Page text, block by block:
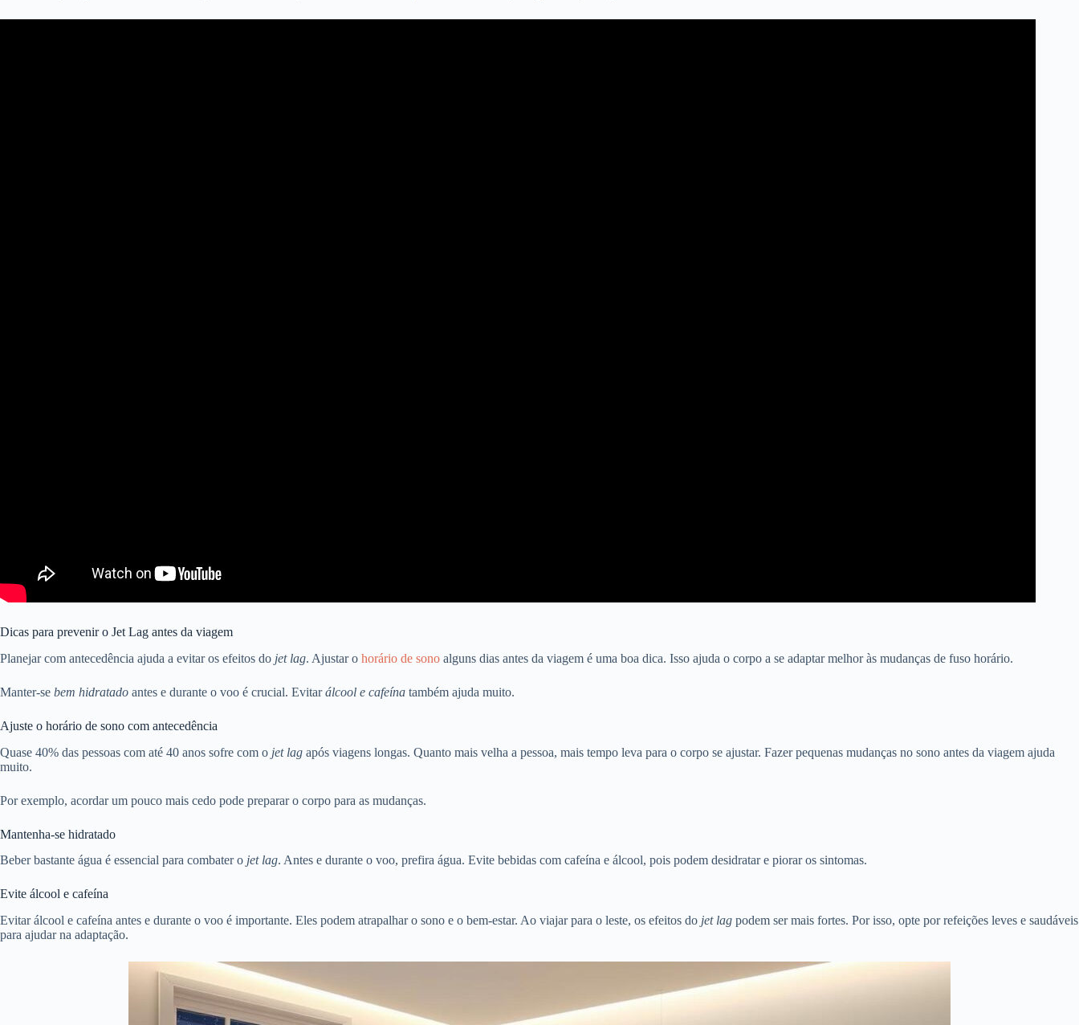
Dicas para prevenir o Jet Lag antes da viagem
Planejar com antecedência ajuda a evitar os efeitos do jet lag. Ajustar o horário de sono alguns dias antes da viagem é uma boa dica. Isso ajuda o corpo a se adaptar melhor às mudanças de fuso horário.
Manter-se bem hidratado antes e durante o voo é crucial. Evitarálcool e cafeína também ajuda muito.
Ajuste o horário de sono com antecedência
Quase 40% das pessoas com até 40 anos sofre com o jet lag após viagens longas. Quanto mais velha a pessoa, mais tempo leva para o corpo se ajustar. Fazer pequenas mudanças no sono antes da viagem ajuda
muito.
Por exemplo, acordar um pouco mais cedo pode preparar o corpo para as mudanças.
Mantenha-se hidratado
Beber bastante água é essencial para combater o jet lag. Antes e durante o voo, prefira água. Evite bebidas com cafeína e álcool, pois podem desidratar e piorar os sintomas.
Evite álcool e cafeína
Evitar álcool e cafeína antes e durante o voo é importante. Eles podem atrapalhar o sono e o bem-estar. Ao viajar para o leste, os efeitos do jet lag podem ser mais fortes. Por isso, opte por refeições leves e saudáveis
para ajudar na adaptação.